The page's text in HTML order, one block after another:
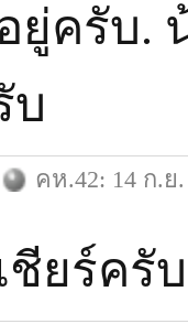
ยู่ครับ.
บ
คห.42: 14 ก.ย.
ชียร์ค